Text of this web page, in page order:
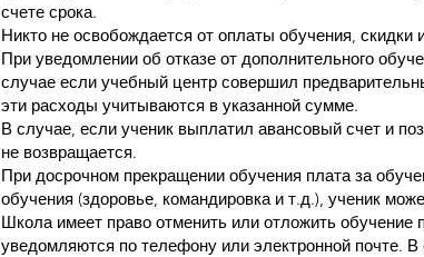
счете срока.
Никто не освобождается от оплаты обучения,
При уведомлении об отказе от дополнительного
случае если учебный центр совершил
эти расходы учитываются в указанной сумме.
В случае, если ученик выплатил авансовый счет и
не возвращается.
При досрочном прекращении обучения плата за
обучения (здоровье, командировка и т.д.), ученик
Школа имеет право отменить или отложить обучение
уведомляются по телефону или электронной почте.